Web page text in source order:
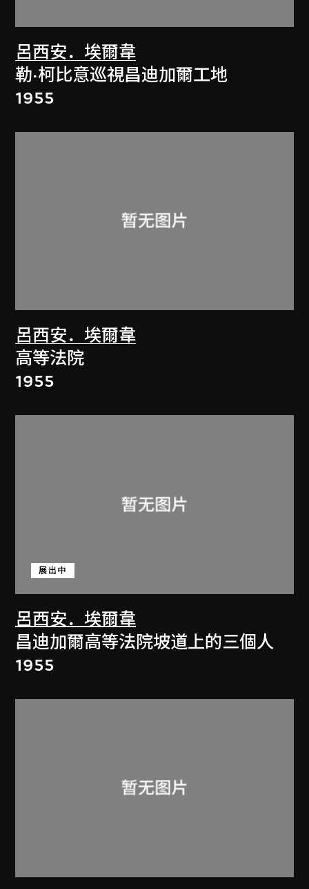
呂西安．埃爾韋
勒·柯比意巡視昌迪加爾工地
1955
呂西安．埃爾韋
高等法院
1955
呂西安．埃爾韋
展出中
昌迪加爾高等法院坡道上的三個人
1955